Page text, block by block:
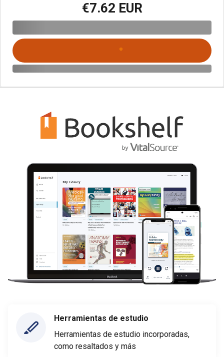
€7.62 EUR
Herramientas de estudio
Herramientas de estudio incorporadas,
como resaltados y más